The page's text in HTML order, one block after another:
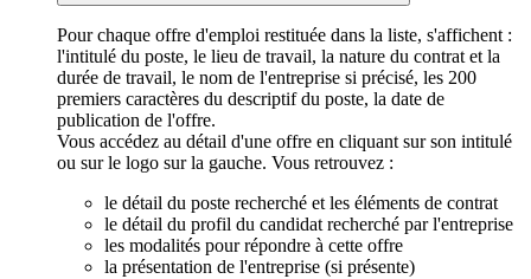
Pour chaque offre d'emploi restituée dans la liste, s'affichent :
l'intitulé du poste, le lieu de travail, la nature du contrat et la
durée de travail, le nom de l'entreprise si précisé, les 200
premiers caractères du descriptif du poste, la date de
publication de l'offre.
Vous accédez au détail d'une offre en cliquant sur son intitulé
ou sur le logo sur la gauche. Vous retrouvez :
le détail du poste recherché et les éléments de contrat
le détail du profil du candidat recherché par l'entreprise
les modalités pour répondre à cette offre
la présentation de l'entreprise (si présente)